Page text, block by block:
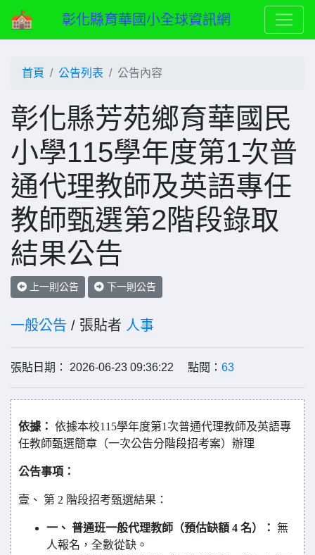
彰化縣育華國小全球資訊網
首頁 公告列表 公告內容
彰化縣芳苑鄉育華國民
小學115學年度第1次普
通代理教師及英語專任
教師甄選第2階段錄取
結果公告
上一則公告 下一則公告
一般公告 / 張貼者 人事
張貼日期： 2026-06-23 09:36:22 點閱： 63
依據： 依據本校115學年度第1次普通代理教師及英語專
任教師甄選簡章（一次公告分階段招考案）辦理
公告事項：
壹、 第 2 階段招考甄選結果：
一、 普通班一般代理教師（預估缺額 4 名）： 無
人報名，全數從缺。